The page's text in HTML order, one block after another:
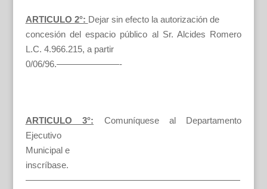
ARTICULO 2°: Dejar sin efecto la autorización de
concesión del espacio público al Sr. Alcides Romero
L.C. 4.966.215, a partir
0/06/96.———————-
ARTICULO 3°:
Comuníquese al Departamento
Ejecutivo
Municipal e
inscríbase.
————————————————————————